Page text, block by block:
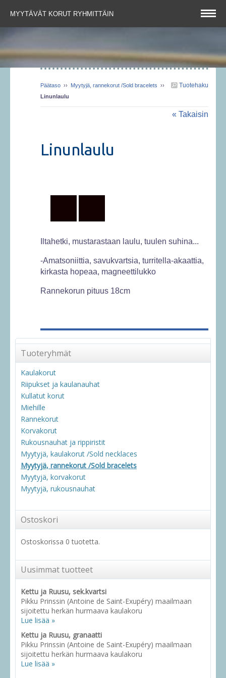
MYYTÄVÄT KORUT RYHMITTÄIN
Tuotehaku
Päätaso ›› Myytyjä, rannekorut /Sold bracelets ››
Linunlaulu
« Takaisin
Linunlaulu
Iltahetki, mustarastaan laulu, tuulen suhina...
-Amatsoniittia, savukvartsia, turritella-akaattia,
kirkasta hopeaa, magneettilukko
Rannekorun pituus 18cm
Tuoteryhmät
Kaulakorut
Riipukset ja kaulanauhat
Kullatut korut
Miehille
Rannekorut
Korvakorut
Rukousnauhat ja rippiristit
Myytyjä, kaulakorut /Sold necklaces
Myytyjä, rannekorut /Sold bracelets
Myytyjä, korvakorut
Myytyjä, rukousnauhat
Ostoskori
Ostoskorissa 0 tuotetta.
Uusimmat tuotteet
Kettu ja Ruusu, sek.kvartsi
Pikku Prinssin (Antoine de Saint-Exupéry) maailmaan
sijoitettu herkän hurmaava kaulakoru
Lue lisää »
Kettu ja Ruusu, granaatti
Pikku Prinssin (Antoine de Saint-Exupéry) maailmaan
sijoitettu herkän hurmaava kaulakoru
Lue lisää »